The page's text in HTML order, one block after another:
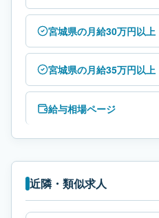
宮城県の月給30万円以上
宮城県の月給35万円以上
給与相場ページ
近隣・類似求人